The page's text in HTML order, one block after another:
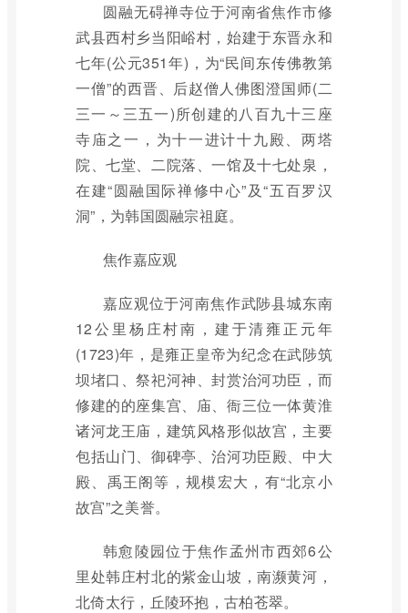
圆融无碍禅寺位于河南省焦作市修
武县西村乡当阳峪村，始建于东晋永和
七年(公元351年)，为“民间东传佛教第
一僧”的西晋、后赵僧人佛图澄国师(二
三一～三五一)所创建的八百九十三座
寺庙之一，为十一进计十九殿、两塔
院、七堂、二院落、一馆及十七处泉，
在建“圆融国际禅修中心”及“五百罗汉
洞”，为韩国圆融宗祖庭。
焦作嘉应观
嘉应观位于河南焦作武陟县城东南
12公里杨庄村南，建于清雍正元年
(1723)年，是雍正皇帝为纪念在武陟筑
坝堵口、祭祀河神、封赏治河功臣，而
修建的的座集宫、庙、衙三位一体黄淮
诸河龙王庙，建筑风格形似故宫，主要
包括山门、御碑亭、治河功臣殿、中大
殿、禹王阁等，规模宏大，有“北京小
故宫”之美誉。
韩愈陵园位于焦作孟州市西郊6公
里处韩庄村北的紫金山坡，南濒黄河，
北倚太行，丘陵环抱，古柏苍翠。